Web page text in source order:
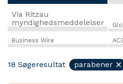
Via Ritzau
myndighedsmeddelelser
Business Wire
18 Søgeresultat parabener